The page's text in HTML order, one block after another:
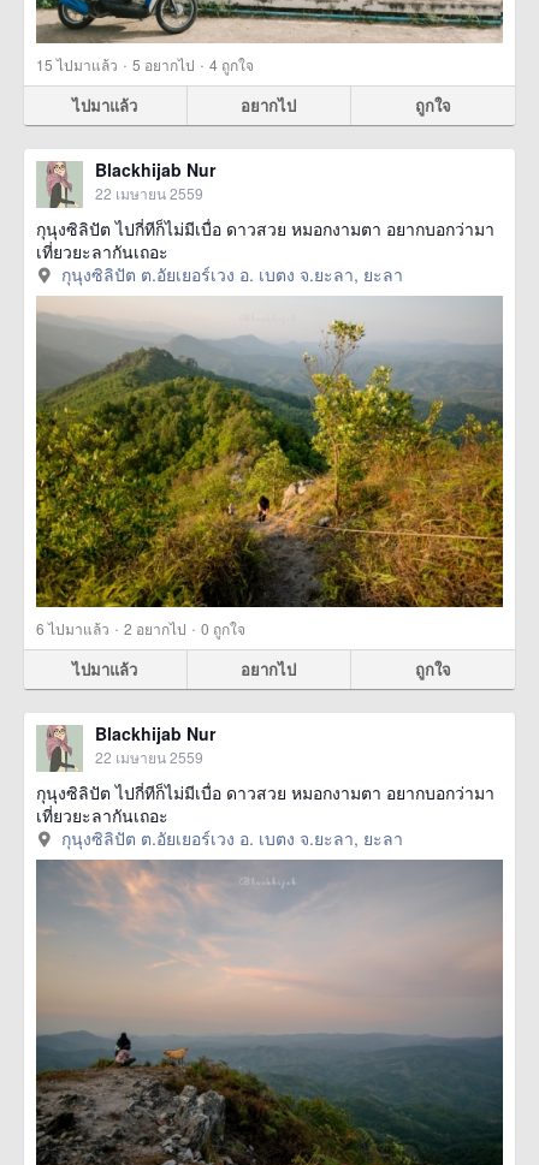
15ไปมาแล้ว · 5 อยากไป · 4 ถูกใจ
ไปมาแล้ว อยากไป ถูกใจ
Blackhijab Nur
22 เมษายน 2559
กุนุงซิลิปัต ไปกี่ทีก็ไม่มีเบื่อ ดาวสวย หมอกงามตา อยากบอกว่ามา
เที่ยวยะลากันเถอะ
กุนุงซิลิปัต ต.อัยเยอร์เวง อ. เบตง จ.ยะลา, ยะลา
6ไปมาแล้ว · 2 อยากไป · 0 ถูกใจ
ไปมาแล้ว อยากไป ถูกใจ
Blackhijab Nur
22 เมษายน 2559
กุนุงซิลิปัต ไปกี่ทีก็ไม่มีเบื่อ ดาวสวย หมอกงามตา อยากบอกว่ามา
เที่ยวยะลากันเถอะ
กุนุงซิลิปัต ต.อัยเยอร์เวง อ. เบตง จ.ยะลา, ยะลา